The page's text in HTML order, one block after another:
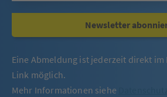
Newsletter
Eine Abmeldung ist jederzeit direkt
Link möglich.
Mehr Informationen siehe